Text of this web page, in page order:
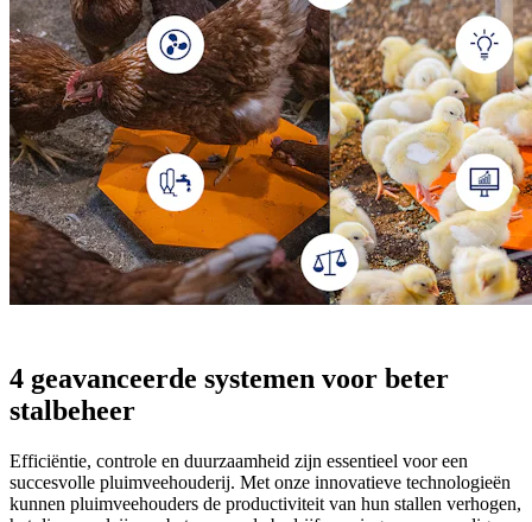
4 geavanceerde systemen voor beter
stalbeheer
Efficiëntie, controle en duurzaamheid zijn essentieel voor een
succesvolle pluimveehouderij. Met onze innovatieve technologieën
kunnen pluimveehouders de productiviteit van hun stallen verhogen,